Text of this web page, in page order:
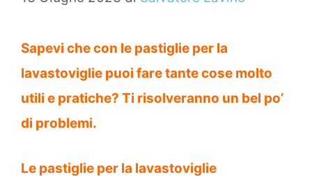
Sapevi che con le pastiglie per la
lavastoviglie puoi fare tante cose molto
utili e pratiche? Ti risolveranno un bel po’
di problemi.
Le pastiglie per la lavastoviglie